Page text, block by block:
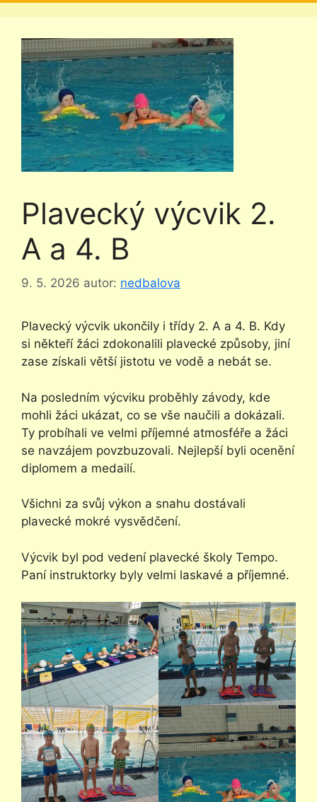
Plavecký výcvik 2.
A a 4. B
9. 5. 2026 autor: nedbalova
Plavecký výcvik ukončily i třídy 2. A a 4. B. Kdy
si někteří žáci zdokonalili plavecké způsoby, jiní
zase získali větší jistotu ve vodě a nebát se.
Na posledním výcviku proběhly závody, kde
mohli žáci ukázat, co se vše naučili a dokázali.
Ty probíhali ve velmi příjemné atmosféře a žáci
se navzájem povzbuzovali. Nejlepší byli ocenění
diplomem a medailí.
Všichni za svůj výkon a snahu dostávali
plavecké mokré vysvědčení.
Výcvik byl pod vedení plavecké školy Tempo.
Paní instruktorky byly velmi laskavé a příjemné.